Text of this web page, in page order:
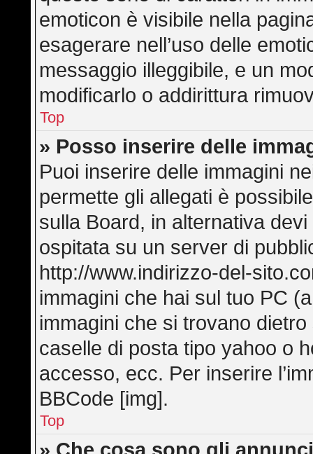
emoticon è visibile nella
esagerare nell’uso delle
messaggio illeggibile, e un
modificarlo o addirittura
Top
» Posso inserire delle
Puoi inserire delle immagini
permette gli allegati è
sulla Board, in alternativa
ospitata su un server di
http://www.indirizzo-del-
immagini che hai sul tuo PC
immagini che si trovano
caselle di posta tipo yahoo o
accesso, ecc. Per inserire
BBCode [img].
Top